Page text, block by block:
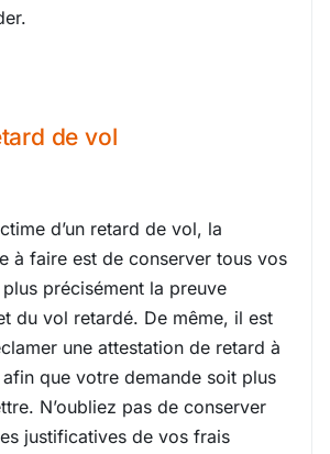
de vol
d’un retard de vol, la
à faire est de conserver tous vos
précisément la preuve
du vol retardé. De même, il est
une attestation de retard à
que votre demande soit plus
N’oubliez pas de conserver
justificatives de vos frais